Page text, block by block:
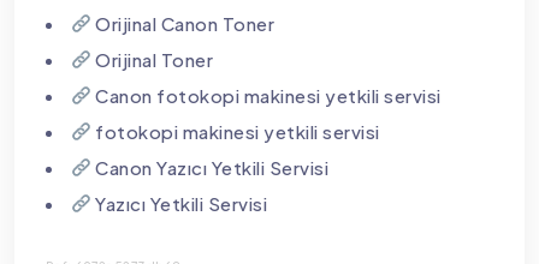
Orijinal Canon Toner
Orijinal Toner
Canon fotokopi makinesi yetkili servisi
fotokopi makinesi yetkili servisi
Canon Yazıcı Yetkili Servisi
Yazıcı Yetkili Servisi